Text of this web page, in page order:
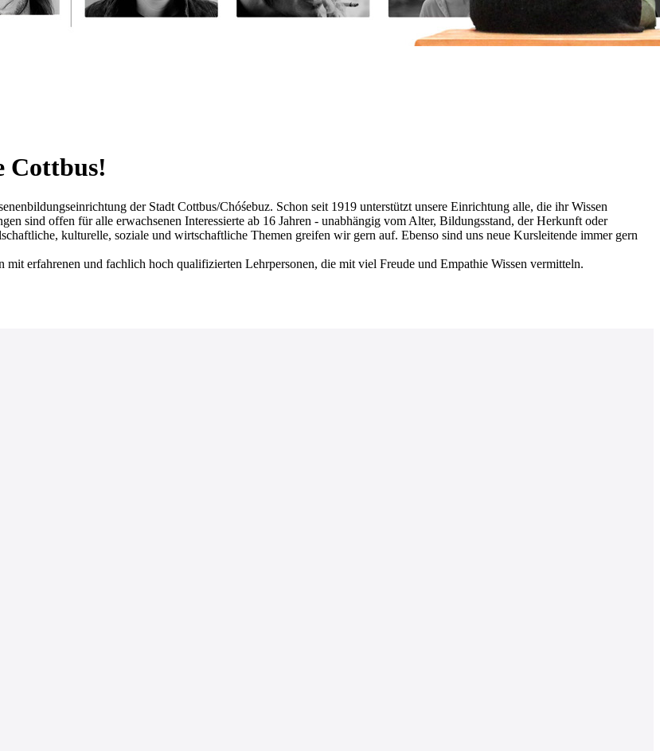
Cottbus!
der Stadt Cottbus/Chóśebuz. Schon seit 1919 unterstützt unsere Einrichtung alle, die ihr Wissen
sind offen für alle erwachsenen Interessierte ab 16 Jahren - unabhängig vom Alter, Bildungsstand, der Herkunft oder
kulturelle, soziale und wirtschaftliche Themen greifen wir gern auf. Ebenso sind uns neue Kursleitende immer gern
erfahrenen und fachlich hoch qualifizierten Lehrpersonen, die mit viel Freude und Empathie Wissen vermitteln.